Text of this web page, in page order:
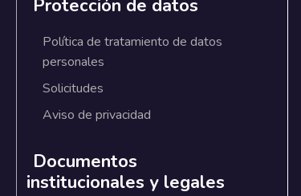
Protección de datos
Política de tratamiento de datos
personales
Solicitudes
Aviso de privacidad
Documentos
institucionales y legales